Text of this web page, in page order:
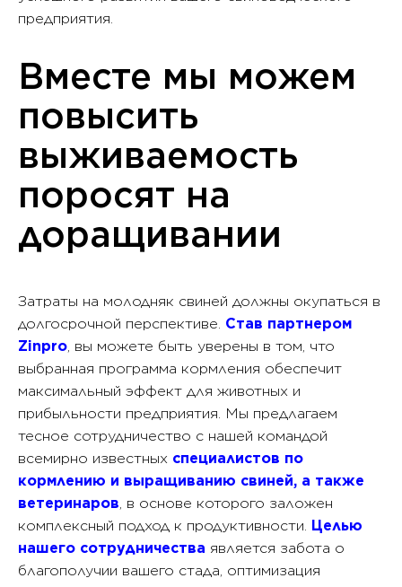
предприятия.
Вместе мы можем
повысить
выживаемость
поросят на
доращивании
Затраты на молодняк свиней должны окупаться в
долгосрочной перспективе. Став партнером
Zinpro, вы можете быть уверены в том, что
выбранная программа кормления обеспечит
максимальный эффект для животных и
прибыльности предприятия. Мы предлагаем
тесное сотрудничество с нашей командой
всемирно известных специалистов по
кормлению и выращиванию свиней, а также
ветеринаров, в основе которого заложен
комплексный подход к продуктивности. Целью
нашего сотрудничества является забота о
благополучии вашего стада, оптимизация